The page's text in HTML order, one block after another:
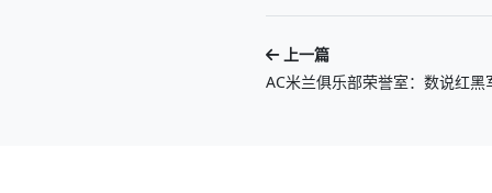
上一篇
AC米兰俱乐部荣誉室：数说红